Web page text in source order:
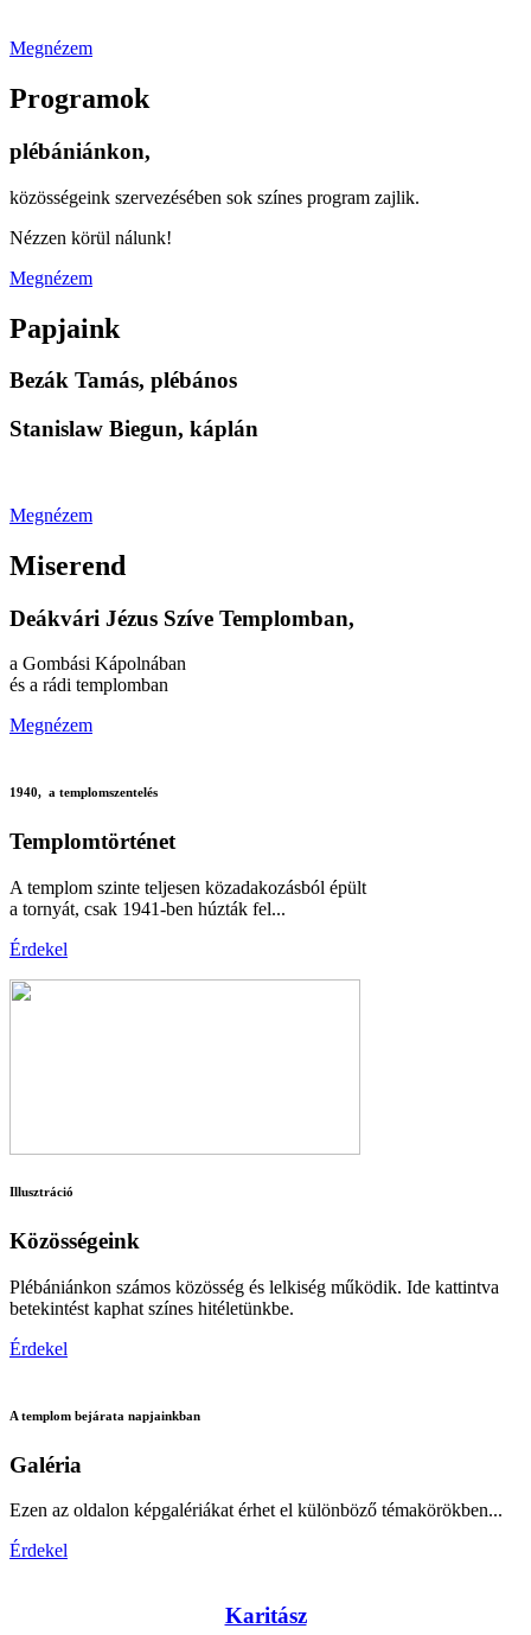
Megnézem
Programok
plébániánkon,
közösségeink szervezésében sok színes program zajlik.
Nézzen körül nálunk!
Megnézem
Papjaink
Bezák Tamás, plébános
Stanislaw Biegun, káplán
Megnézem
Miserend
Deákvári Jézus Szíve Templomban,
a Gombási Kápolnában
és a rádi templomban
Megnézem
1940, a templomszentelés
Templomtörténet
A templom szinte teljesen közadakozásból épült
a tornyát, csak 1941-ben húzták fel...
Érdekel
Illusztráció
Közösségeink
Plébániánkon számos közösség és lelkiség működik. Ide kattintva
betekintést kaphat színes hitéletünkbe.
Érdekel
A templom bejárata napjainkban
Galéria
Ezen az oldalon képgalériákat érhet el különböző témakörökben...
Érdekel
Karitász